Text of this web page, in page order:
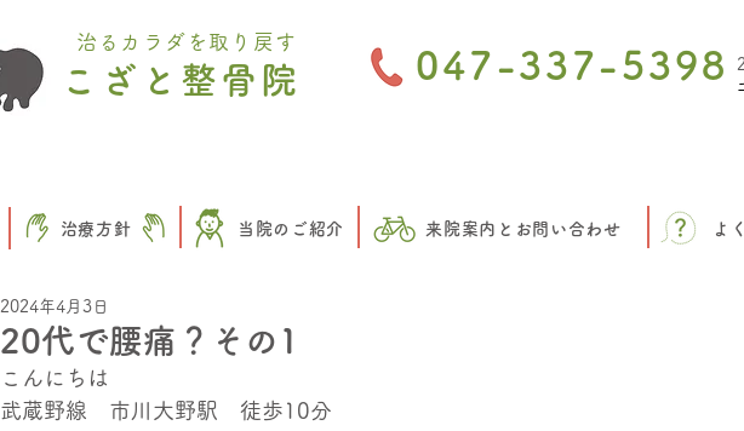
治るカラダを取り戻す
こざと整骨院 047-337-5398
治療方針 当院のご紹介 来院案内とお問い合わせ よ
20代で腰痛？その1
2024年4月3日
こんにちは
武蔵野線　市川大野駅　徒歩10分